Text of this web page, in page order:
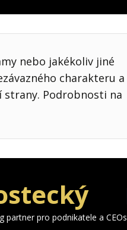
nebo jakékoliv jiné
charakteru a
strany. Podrobnosti na
partner pro podnikatele a CEOs